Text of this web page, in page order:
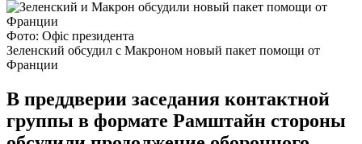
Фото: Офіс президента
Зеленский обсудил с Макроном новый пакет помощи от
Франции
В преддверии заседания контактной
группы в формате Рамштайн стороны